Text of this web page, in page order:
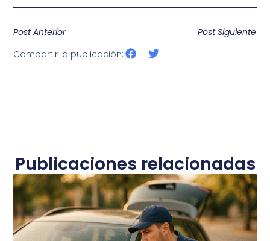
Post Anterior
Post Siguiente
Compartir la publicación:
Publicaciones relacionadas